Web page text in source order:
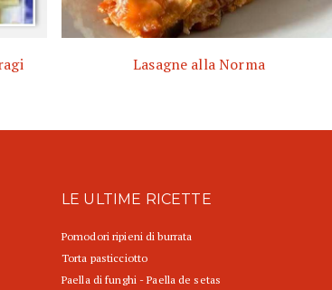
Lasagne alla Norma
LE ULTIME RICETTE
Pomodori ripieni di burrata
Torta pasticciotto
Paella di funghi - Paella de setas